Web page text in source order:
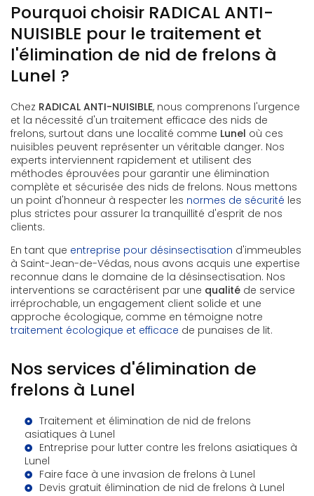
Pourquoi choisir RADICAL ANTI-
NUISIBLE pour le traitement et
l'élimination de nid de frelons à
Lunel ?
Chez RADICAL ANTI-NUISIBLE, nous comprenons l'urgence
et la nécessité d'un traitement efficace des nids de
frelons, surtout dans une localité comme Lunel où ces
nuisibles peuvent représenter un véritable danger. Nos
experts interviennent rapidement et utilisent des
méthodes éprouvées pour garantir une élimination
complète et sécurisée des nids de frelons. Nous mettons
un point d'honneur à respecter les normes de sécurité les
plus strictes pour assurer la tranquillité d'esprit de nos
clients.
En tant que entreprise pour désinsectisation d'immeubles
à Saint-Jean-de-Védas, nous avons acquis une expertise
reconnue dans le domaine de la désinsectisation. Nos
interventions se caractérisent par une qualité de service
irréprochable, un engagement client solide et une
approche écologique, comme en témoigne notre
traitement écologique et efficace de punaises de lit.
Nos services d'élimination de
frelons à Lunel
Traitement et élimination de nid de frelons
asiatiques à Lunel
Entreprise pour lutter contre les frelons asiatiques à
Lunel
Faire face à une invasion de frelons à Lunel
Devis gratuit élimination de nid de frelons à Lunel